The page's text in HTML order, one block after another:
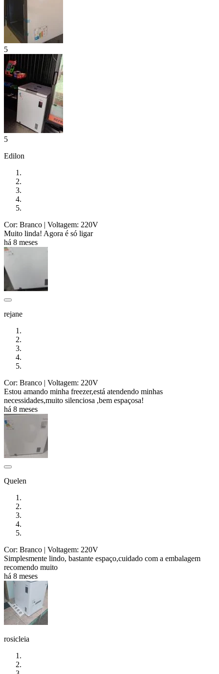
5
5
Edilon
Cor: Branco | Voltagem: 220V
Muito linda! Agora é só ligar
há 8 meses
rejane
Cor: Branco | Voltagem: 220V
Estou amando minha freezer,está atendendo minhas
necessidades,muito silenciosa ,bem espaçosa!
há 8 meses
Quelen
Cor: Branco | Voltagem: 220V
Simplesmente lindo, bastante espaço,cuidado com a embalagem
recomendo muito
há 8 meses
rosicleia